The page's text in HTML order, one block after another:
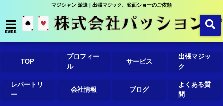
マジシャン 派遣 | 出張マジック、変面ショーのご依頼
menu
TOP
プロフィー
ル
サービス
出張マジッ
ク
レパートリ
ー
会社情報 ブログ
よくある質
問